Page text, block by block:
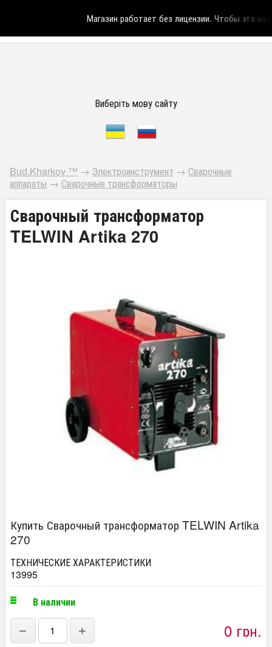
Магазин работает без лицензии.Чтобы эта
Виберіть мову сайту
Bud.Kharkov ™ → Электроинструмент → Сварочные
аппараты → Сварочные трансформаторы
Сварочный трансформатор
TELWIN Artika 270
Купить Сварочный трансформатор TELWIN Artika
270
ТЕХНИЧЕСКИЕ ХАРАКТЕРИСТИКИ
13995
В наличии
− + 0 грн.